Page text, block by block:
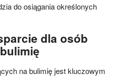
do osiągania określonych
dla osób
na bulimię jest kluczowym